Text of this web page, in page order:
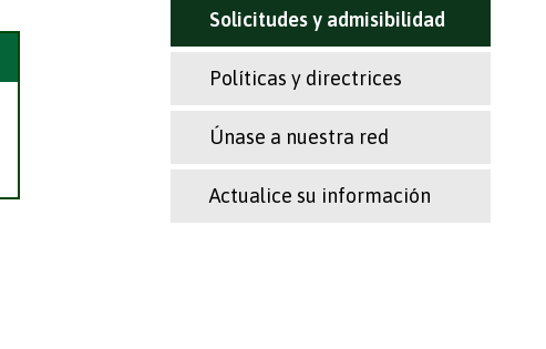
Solicitudes y admisibilidad
Políticas y directrices
Únase a nuestra red
Actualice su información